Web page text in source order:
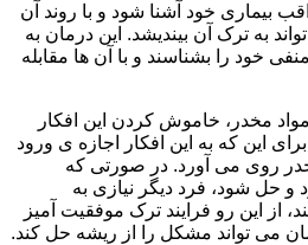
بیماری خود آشنا شود و با روند آن
به ترک آن بیندیشد. این درمان به
خود را بشناسند و با آن ها مقابله
مخدر، خاموش کردن این افکار
این که به این افکار اجازه ی ورود
روی می آورد. در صورتی که
شود، فرد دیگر نیازی به
از این رو فرایند ترک موفقیت آمیز
می تواند مشکل را از ریشه حل کند.